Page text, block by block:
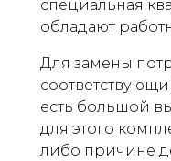
специальная
обладают
Для замены
есть большой
для этого
либо причине